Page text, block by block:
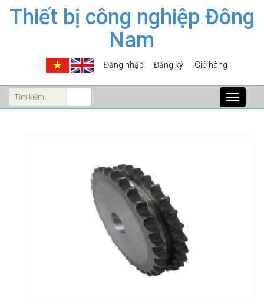
Thiết bị công nghiệp Đông
Nam
Đăng nhập Đăng ký Giỏ hàng
Toggle